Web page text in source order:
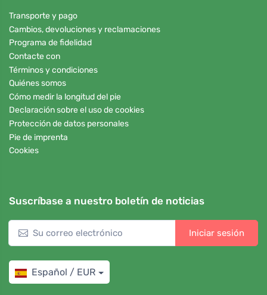
Transporte y pago
Cambios, devoluciones y reclamaciones
Programa de fidelidad
Contacte con
Términos y condiciones
Quiénes somos
Cómo medir la longitud del pie
Declaración sobre el uso de cookies
Protección de datos personales
Pie de imprenta
Cookies
Suscríbase a nuestro boletín de noticias
Iniciar sesión
Español / EUR